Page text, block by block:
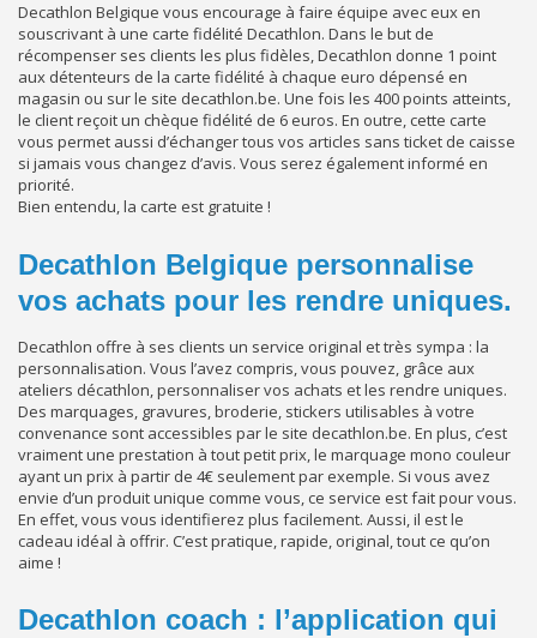
Decathlon Belgique vous encourage à faire équipe avec eux en
souscrivant à une carte fidélité Decathlon. Dans le but de
récompenser ses clients les plus fidèles, Decathlon donne 1 point
aux détenteurs de la carte fidélité à chaque euro dépensé en
magasin ou sur le site decathlon.be. Une fois les 400 points atteints,
le client reçoit un chèque fidélité de 6 euros. En outre, cette carte
vous permet aussi d’échanger tous vos articles sans ticket de caisse
si jamais vous changez d’avis. Vous serez également informé en
priorité.
Bien entendu, la carte est gratuite !
Decathlon Belgique personnalise
vos achats pour les rendre uniques.
Decathlon offre à ses clients un service original et très sympa : la
personnalisation. Vous l’avez compris, vous pouvez, grâce aux
ateliers décathlon, personnaliser vos achats et les rendre uniques.
Des marquages, gravures, broderie, stickers utilisables à votre
convenance sont accessibles par le site decathlon.be. En plus, c’est
vraiment une prestation à tout petit prix, le marquage mono couleur
ayant un prix à partir de 4€ seulement par exemple. Si vous avez
envie d’un produit unique comme vous, ce service est fait pour vous.
En effet, vous vous identifierez plus facilement. Aussi, il est le
cadeau idéal à offrir. C’est pratique, rapide, original, tout ce qu’on
aime !
Decathlon coach : l’application qui